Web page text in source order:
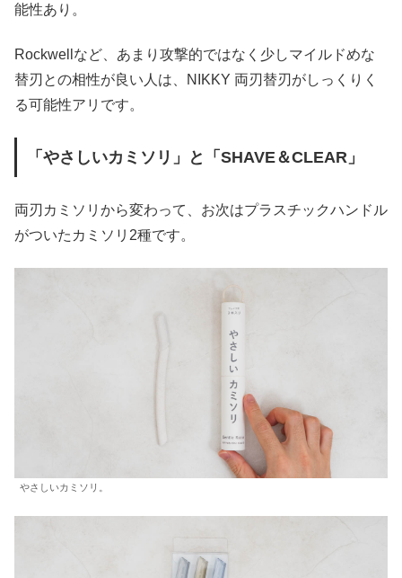
能性あり。
Rockwellなど、あまり攻撃的ではなく少しマイルドめな
替刃との相性が良い人は、NIKKY 両刃替刃がしっくりく
る可能性アリです。
「やさしいカミソリ」と「SHAVE＆CLEAR」
両刃カミソリから変わって、お次はプラスチックハンドル
がついたカミソリ2種です。
やさしいカミソリ。